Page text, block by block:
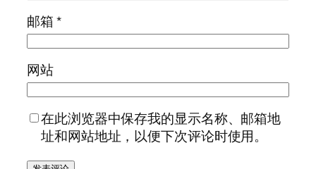
邮箱*
网站
在此浏览器中保存我的显示名称、邮箱地
址和网站地址，以便下次评论时使用。